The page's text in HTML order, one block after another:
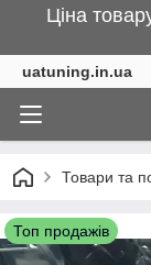
Ціна
uatuning.in.ua
Товари та
Топ продажів